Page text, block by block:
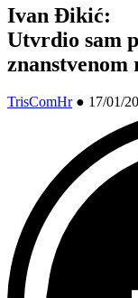
Ivan Đikić:
Utvrdio sam
TrisComHr● 17/01/